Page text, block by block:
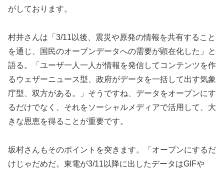
がしております。
村井さんは「3/11以後、震災や原発の情報を共有すること
を通じ、国民のオープンデータへの需要が顕在化した」と
語る。「ユーザ一人一人が情報を発信してコンテンツを作
るウェザーニュース型、政府がデータを一括して出す気象
庁型、双方がある。」そうですね、データをオープンにす
るだけでなく、それをソーシャルメディアで活用して、大
きな恩恵を得ることが重要です。
坂村さんもそのポイントを突きます。「オープンにするだ
けじゃだめだ。東電が3/11以降に出したデータはGIFや